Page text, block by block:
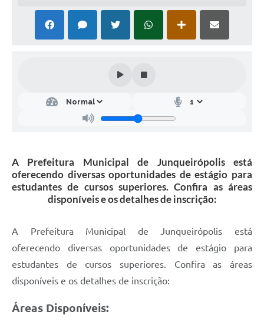
A Prefeitura Municipal de Junqueirópolis está
oferecendo diversas oportunidades de estágio para
estudantes de cursos superiores. Confira as áreas
disponíveis e os detalhes de inscrição:
A Prefeitura Municipal de Junqueirópolis está
oferecendo diversas oportunidades de estágio para
estudantes de cursos superiores. Confira as áreas
disponíveis e os detalhes de inscrição:
Áreas Disponíveis: